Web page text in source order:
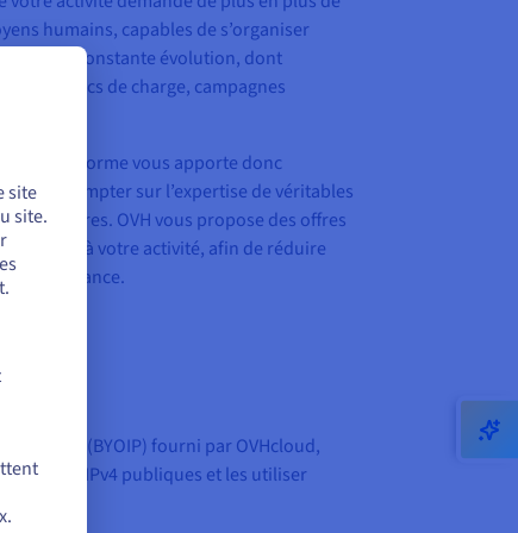
humains, capables de s’organiser
en constante évolution, dont
(pics de charge, campagnes
plateforme vous apporte donc
alors compter sur l’expertise de véritables
OVH vous propose des offres
adaptées à votre activité, afin de réduire
croissance.
IP (BYOIP) fourni par OVHcloud,
IPv4 publiques et les utiliser
site
site.